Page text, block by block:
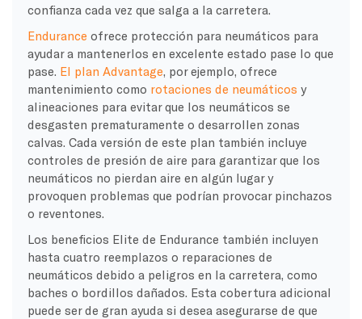
confianza cada vez que salga a la carretera.
Endurance ofrece protección para neumáticos para
ayudar a mantenerlos en excelente estado pase lo que
pase. El plan Advantage , por ejemplo, ofrece
mantenimiento como rotaciones de neumáticos y
alineaciones para evitar que los neumáticos se
desgasten prematuramente o desarrollen zonas
calvas. Cada versión de este plan también incluye
controles de presión de aire para garantizar que los
neumáticos no pierdan aire en algún lugar y
provoquen problemas que podrían provocar pinchazos
o reventones.
Los beneficios Elite de Endurance también incluyen
hasta cuatro reemplazos o reparaciones de
neumáticos debido a peligros en la carretera, como
baches o bordillos dañados. Esta cobertura adicional
puede ser de gran ayuda si desea asegurarse de que